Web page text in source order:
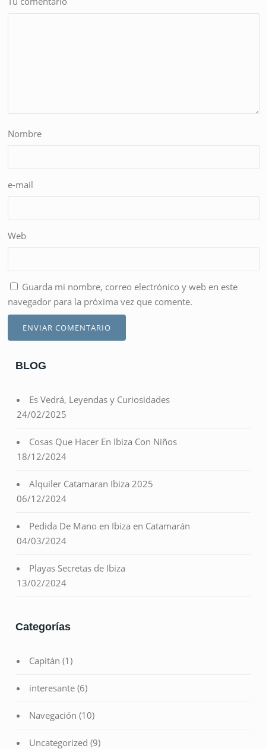
Nombre
e-mail
Web
Guarda mi nombre, correo electrónico y web en este
navegador para la próxima vez que comente.
BLOG
Es Vedrá, Leyendas y Curiosidades
24/02/2025
Cosas Que Hacer En Ibiza Con Niños
18/12/2024
Alquiler Catamaran Ibiza 2025
06/12/2024
Pedida De Mano en Ibiza en Catamarán
04/03/2024
Playas Secretas de Ibiza
13/02/2024
Categorías
Capitán (1)
interesante (6)
Navegación (10)
Uncategorized (9)